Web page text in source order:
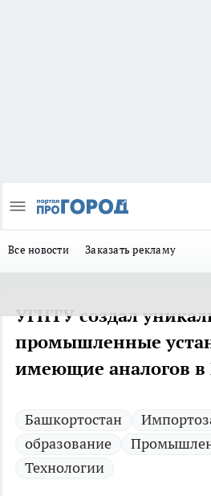
Все новости Заказать рекламу
УГНТУ создал
промышленные
имеющие аналогов в
Башкортостан
образование
Технологии